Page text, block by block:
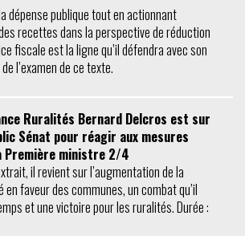
dépense publique tout en actionnant
recettes dans la perspective de réduction
fiscale est la ligne qu’il défendra avec son
l’examen de ce texte.
Ruralités Bernard Delcros est sur
Sénat pour réagir aux mesures
Première ministre 2/4
il revient sur l’augmentation de la
faveur des communes, un combat qu’il
et une victoire pour les ruralités. Durée :